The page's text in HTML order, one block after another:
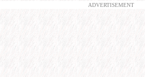
ADVERTISEMENT